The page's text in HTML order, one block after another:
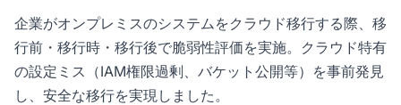
企業がオンプレミスのシステムをクラウド移行する際、移
行前・移行時・移行後で脆弱性評価を実施。クラウド特有
の設定ミス（IAM権限過剰、バケット公開等）を事前発見
し、安全な移行を実現しました。